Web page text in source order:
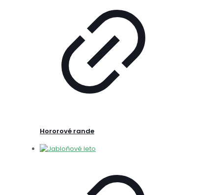
Hororové rande